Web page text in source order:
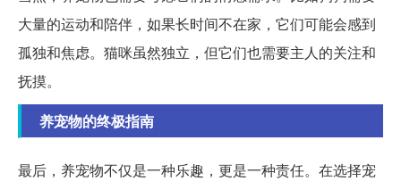
大量的运动和陪伴，如果长时间不在家，它们可能会感到
孤独和焦虑。猫咪虽然独立，但它们也需要主人的关注和
抚摸。
养宠物的终极指南
最后，养宠物不仅是一种乐趣，更是一种责任。在选择宠